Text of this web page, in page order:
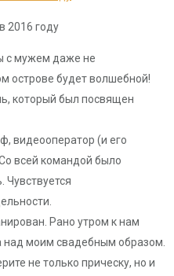
2016 году
с мужем даже не
острове будет волшебной!
который был посвящен
видеооператор (и его
всей командой было
Чувствуется
Рано утром к нам
над моим свадебным образом.
не только прическу, но и